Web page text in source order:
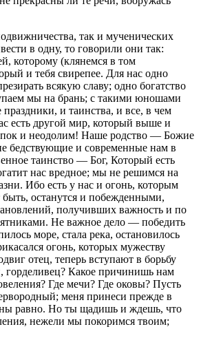
так и мученических
в одну, то говорили они так:
которому (клянемся в том
и тебя свирепее. Для нас одно
всякую славу; одно богатство
мы на брань; с такими юношами
и таинства, и все, в чем
есть другой мир, который выше и
и неодолим! Наше родство — Божие
бедствующие и современные нам в
таинство — Бог, Который есть
нас вредное; мы не решимся на
Ибо есть у нас и огонь, которым
останутся и побежденными,
получивших важность и по
Не важное дело — победить
море, стала река, остановилось
огонь, которых мужеству
отец, теперь вступают в борьбу
горделивец? Какое причинишь нам
Где мечи? Где оковы? Пусть
меня принеси прежде в
равно. Но ты щадишь и ждешь, что
нежели мы покоримся твоим;